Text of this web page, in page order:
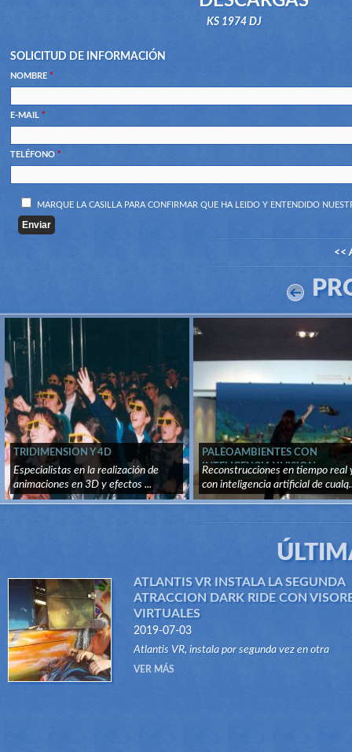
KS 1974 DJ
SOLICITUD DE INFORMACIÓN
NOMBRE *
E-MAIL *
TELÉFONO *
MARQUE LA CASILLA PARA CONFIRMAR QUE HA LEIDO Y ENTENDIDO
<<
TRIDIMENSION Y 4D
Especialistas en la realización de
animaciones en 3D y efectos ...
PALEOAMBIENTES CON
INTELIGENCIA Y VISION
ARTIFICIAL
Reconstrucciones en tiempo real
con inteligencia artificial de
ATLANTIS VR INSTALA LA SEGUNDA
ATRACCION DARK RIDE CON
VIRTUALES
2019-07-03
Atlantis VR, instala por segunda vez en otra
atracción del tipo Dark Ride, su sistema "VR
VER MÁS